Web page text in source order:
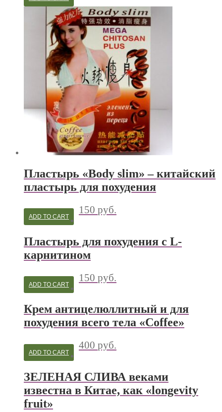
Пластырь «Body slim» – китайский
пластырь для похудения
150 руб.
ADD TO CART
Пластырь для похудения с L-
карнитином
150 руб.
ADD TO CART
Крем антицелюллитный и для
похудения всего тела «Coffee»
400 руб.
ADD TO CART
ЗЕЛЕНАЯ СЛИВА веками
известна в Китае, как «longevity
fruit»